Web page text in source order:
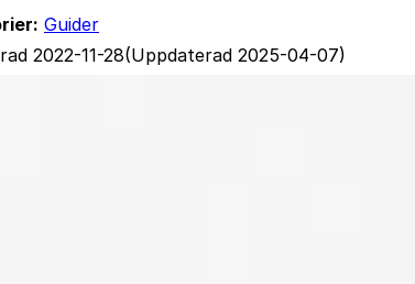
Guider
2022-11-28(Uppdaterad 2025-04-07)